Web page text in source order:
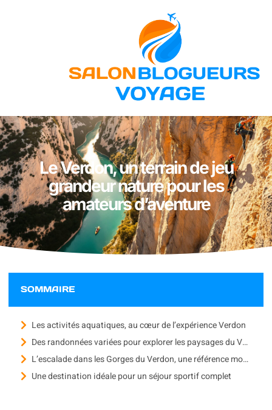
Le Verdon, un terrain de jeu
grandeur nature pour les
amateurs d’aventure
SOMMAIRE
Les activités aquatiques, au cœur de l’expérience Verdon
Des randonnées variées pour explorer les paysages du Verdon
L’escalade dans les Gorges du Verdon, une référence mondiale
Une destination idéale pour un séjour sportif complet